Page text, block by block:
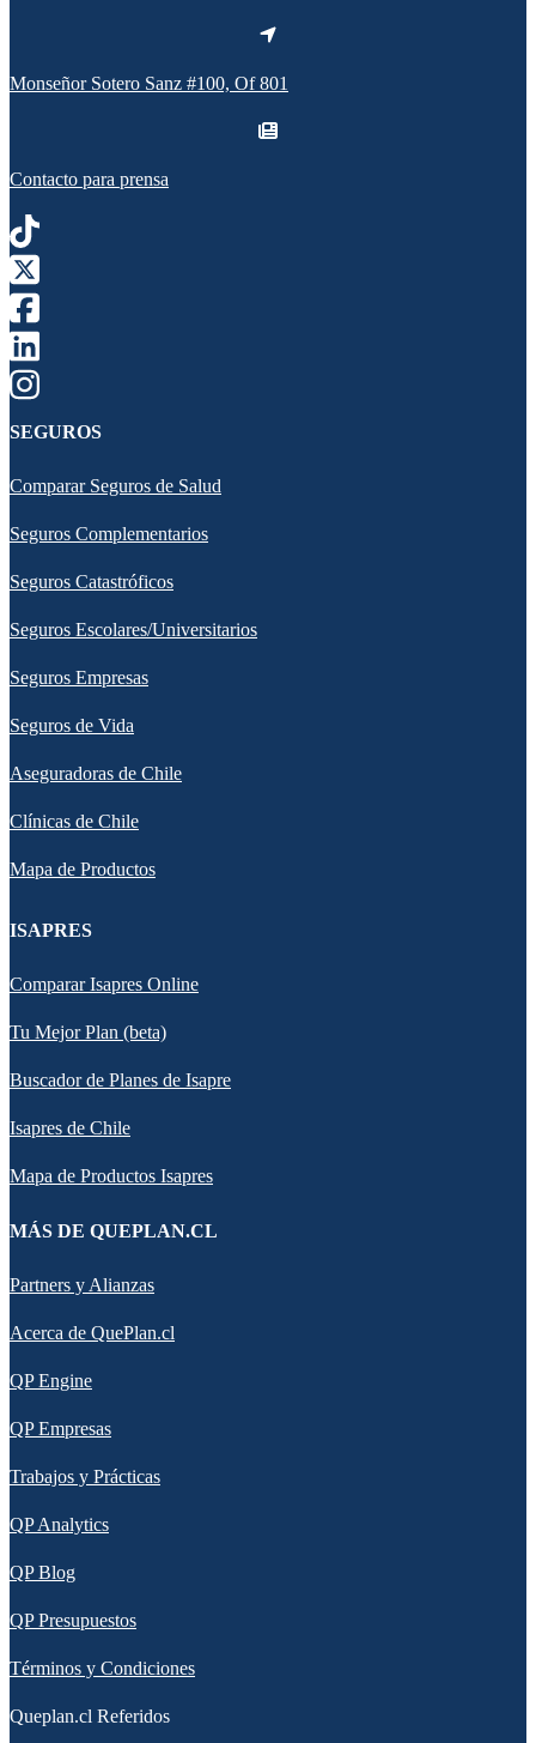
Monseñor Sotero Sanz #100, Of 801
Contacto para prensa
SEGUROS
Comparar Seguros de Salud
Seguros Complementarios
Seguros Catastróficos
Seguros Escolares/Universitarios
Seguros Empresas
Seguros de Vida
Aseguradoras de Chile
Clínicas de Chile
Mapa de Productos
ISAPRES
Comparar Isapres Online
Tu Mejor Plan (beta)
Buscador de Planes de Isapre
Isapres de Chile
Mapa de Productos Isapres
MÁS DE QUEPLAN.CL
Partners y Alianzas
Acerca de QuePlan.cl
QP Engine
QP Empresas
Trabajos y Prácticas
QP Analytics
QP Blog
QP Presupuestos
Términos y Condiciones
Queplan.cl Referidos